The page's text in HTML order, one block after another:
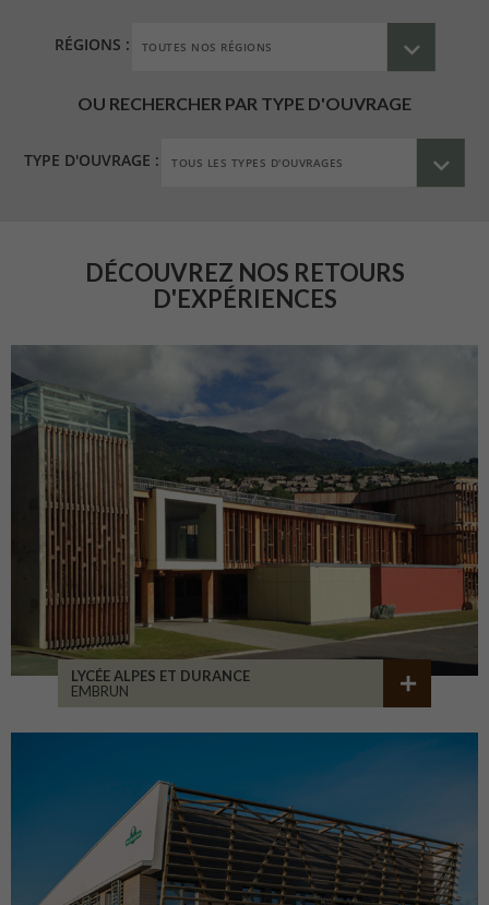
RÉGIONS :
OU RECHERCHER PAR TYPE D'OUVRAGE
TYPE D'OUVRAGE :
DÉCOUVREZ NOS RETOURS
D'EXPÉRIENCES
LYCÉE ALPES ET DURANCE
EMBRUN